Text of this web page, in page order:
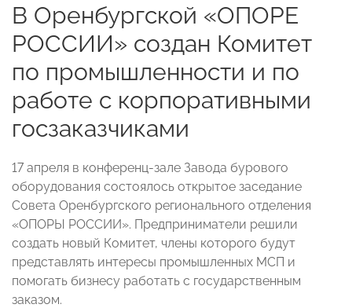
В Оренбургской «ОПОРЕ
РОССИИ» создан Комитет
по промышленности и по
работе с корпоративными
госзаказчиками
17 апреля в конференц-зале Завода бурового
оборудования состоялось открытое заседание
Совета Оренбургского регионального отделения
«ОПОРЫ РОССИИ». Предприниматели решили
создать новый Комитет, члены которого будут
представлять интересы промышленных МСП и
помогать бизнесу работать с государственным
заказом.